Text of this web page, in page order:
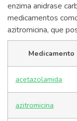
enzima anidrase
medicamentos
azitromicina, que
Medicamento
acetazolamida
azitromicina